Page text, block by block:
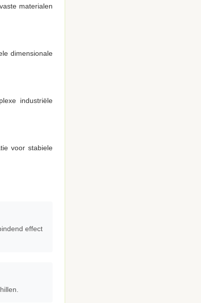
materialen
dimensionale
industriële
voor stabiele
effect